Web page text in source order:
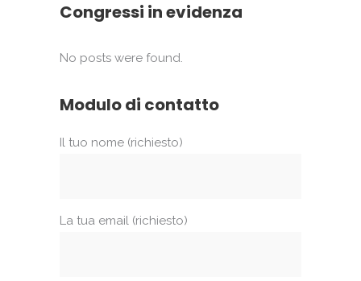
Congressi in evidenza
No posts were found.
Modulo di contatto
Il tuo nome (richiesto)
La tua email (richiesto)